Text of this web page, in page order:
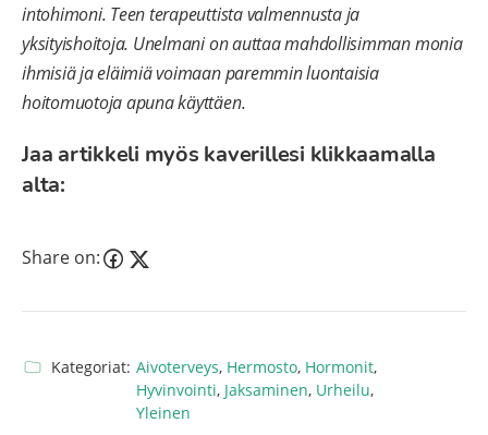
intohimoni. Teen terapeuttista valmennusta ja
yksityishoitoja. Unelmani on auttaa mahdollisimman monia
ihmisiä ja eläimiä voimaan paremmin luontaisia
hoitomuotoja apuna käyttäen.
Jaa artikkeli myös kaverillesi klikkaamalla
alta:
Share on:
Kategoriat: Aivoterveys, Hermosto, Hormonit,
Hyvinvointi, Jaksaminen, Urheilu,
Yleinen